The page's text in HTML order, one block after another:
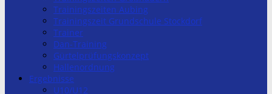
Trainingszeiten Aubing
Trainingszeit Grundschule Stockdorf
Trainer
Dan-Training
Gürtelprüfungskonzept
Hallenordnung
Ergebnisse
U10/U12